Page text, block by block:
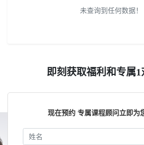
未查询到任何数据！
即刻获取福利和专属1
现在预约 专属课程顾问立即为